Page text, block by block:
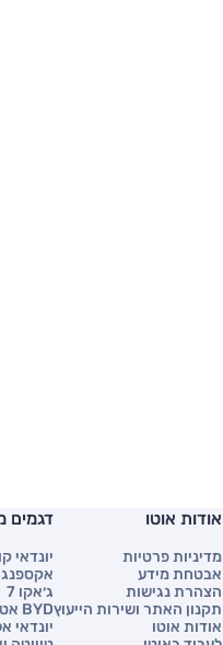
אודות אוטו
מדיניות פרטיות
אבטחת מידע
הצהרת נגישות
תקנון האתר ושירות הייעוץ
אודות אוטו
דגמים
יונדאי
אקספנג G6
ג׳אקו 7
BYD אטו 3
יונדאי